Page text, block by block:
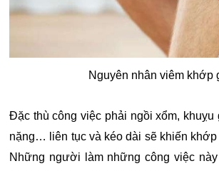
Nguyên nhân viêm khớp
Đặc thù công việc phải ngồi xổm, khuỵu
nặng… liên tục và kéo dài sẽ khiến khớp
Những người làm những công việc